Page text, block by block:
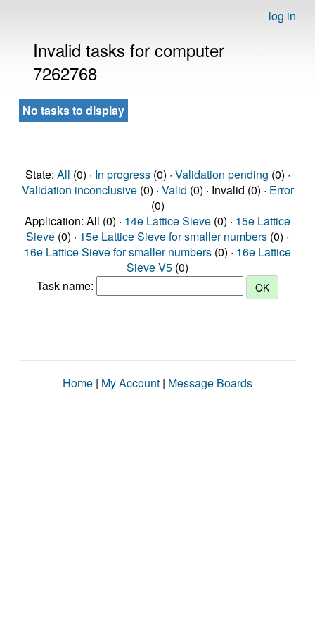
log in
Invalid tasks for computer
7262768
No tasks to display
State: All (0) · In progress(0) · Validation pending (0) ·
Validation inconclusive(0) · Valid (0) · Invalid (0) · Error
(0)
Application: All (0) · 14e Lattice Sieve (0) · 15e Lattice
Sieve (0) · 15e Lattice Sieve for smaller numbers (0) ·
16e Lattice Sieve for smaller numbers (0) · 16e Lattice
Sieve V5 (0)
Task name:
Home | My Account | Message Boards